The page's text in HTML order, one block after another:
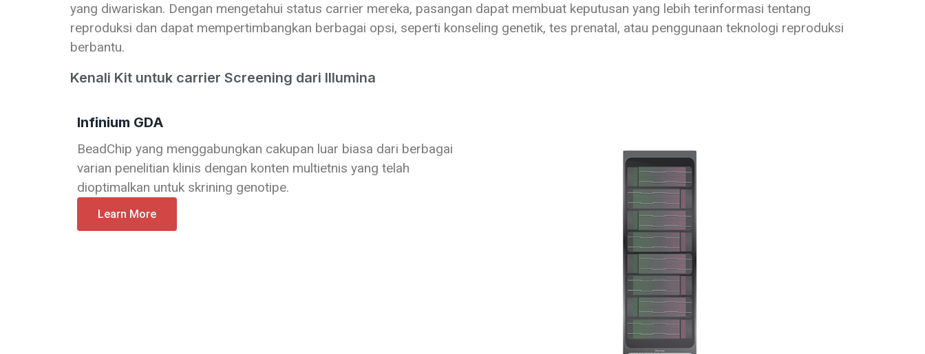
yang diwariskan. Dengan mengetahui status carrier mereka, pasangan dapat membuat keputusan yang lebih terinformasi tentang
reproduksi dan dapat mempertimbangkan berbagai opsi, seperti konseling genetik, tes prenatal, atau penggunaan teknologi reproduksi
berbantu.
Kenali Kit untuk carrier Screening dari Illumina
Infinium GDA
BeadChip yang menggabungkan cakupan luar biasa dari berbagai
varian penelitian klinis dengan konten multietnis yang telah
dioptimalkan untuk skrining genotipe.
Learn More